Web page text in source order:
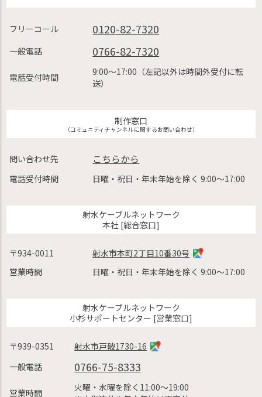
フリーコール 0120-82-7320
一般電話 0766-82-7320
電話受付時間
9:00〜17:00（左記以外は時間外受付に転
送）
制作窓口
（コミュニティチャンネルに関するお問い合わせ）
問い合わせ先 こちらから
電話受付時間 日曜・祝日・年末年始を除く 9:00〜17:00
射水ケーブルネットワーク
本社 [総合窓口]
〒934-0011
射水市本町2丁目10番30号
営業時間
日曜・祝日・年末年始を除く 9:00〜17:00
射水ケーブルネットワーク
小杉サポートセンター [営業窓口]
〒939-0351
射水市戸破1730-16
一般電話
0766-75-8333
営業時間
火曜・水曜を除く11:00〜19:00